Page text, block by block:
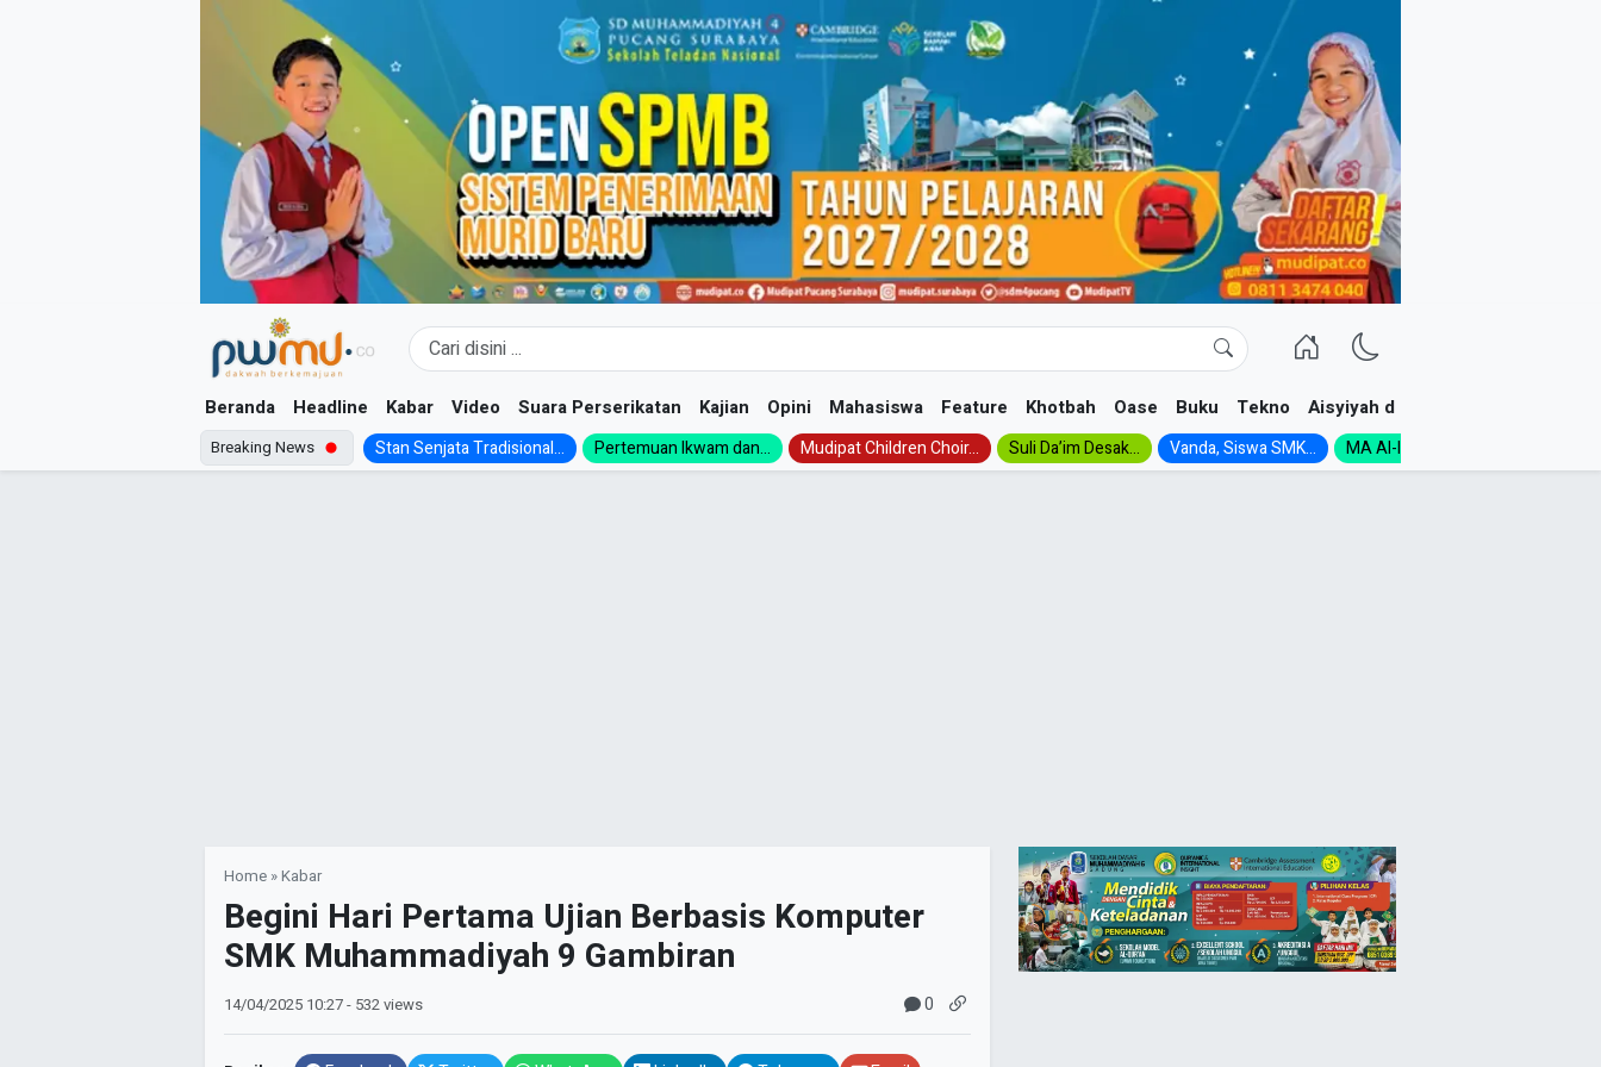
Beranda Headline Kabar Video Suara Perserikatan Kajian Opini Mahasiswa Feature Khotbah Oase Buku Tekno Aisyiyah dan NA
Breaking News Stan Senjata Tradisional... Pertemuan Ikwam dan... Mudipat Children Choir... Suli Da’im Desak... Vanda, Siswa SMK... MA Al-Ishlah Gelar...
Home »Kabar
‎Begini Hari Pertama Ujian Berbasis Komputer
SMK Muhammadiyah 9 Gambiran
14/04/2025 10:27- 532 views 0